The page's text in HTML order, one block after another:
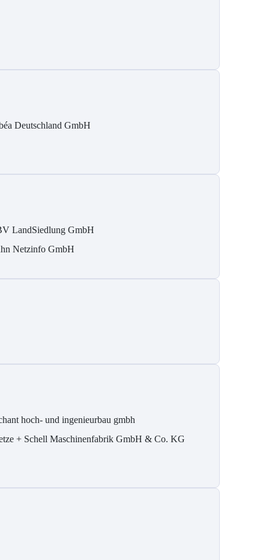
Deutschland GmbH
LandSiedlung GmbH
Netzinfo GmbH
hoch- und ingenieurbau gmbh
+ Schell Maschinenfabrik GmbH & Co. KG